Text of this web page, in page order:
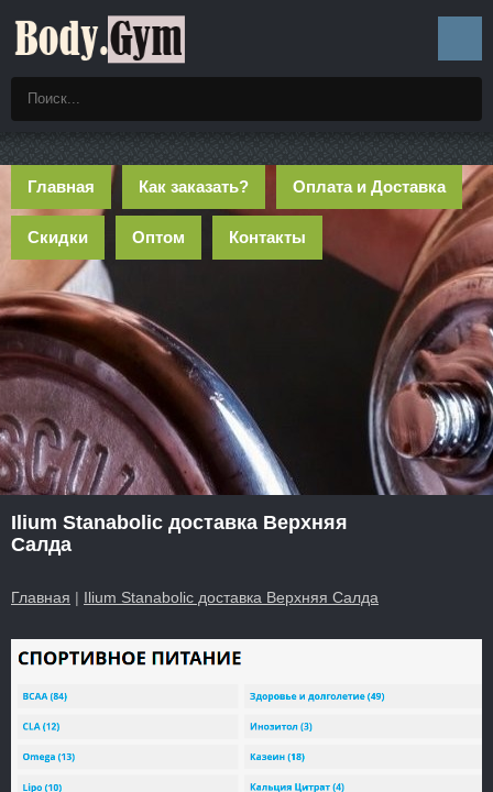
Главная Как заказать? Оплата и Доставка
Скидки Оптом Контакты
Ilium Stanabolic доставка Верхняя
Салда
Главная | Ilium Stanabolic доставка Верхняя Салда